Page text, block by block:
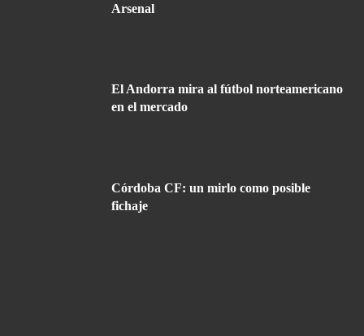
Arsenal
El Andorra mira al fútbol norteamericano
en el mercado
Córdoba CF: un mirlo como posible
fichaje